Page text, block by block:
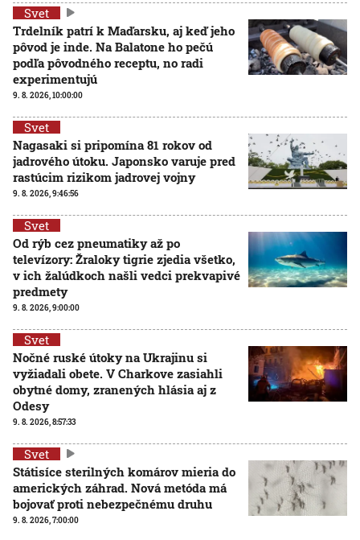
Svet
Trdelník patrí k Maďarsku, aj keď jeho
pôvod je inde. Na Balatone ho pečú
podľa pôvodného receptu, no radi
experimentujú
9. 8. 2026, 10:00:00
Svet
Nagasaki si pripomína 81 rokov od
jadrového útoku. Japonsko varuje pred
rastúcim rizikom jadrovej vojny
9. 8. 2026, 9:46:56
Svet
Od rýb cez pneumatiky až po
televízory: Žraloky tigrie zjedia všetko,
v ich žalúdkoch našli vedci prekvapivé
predmety
9. 8. 2026, 9:00:00
Svet
Nočné ruské útoky na Ukrajinu si
vyžiadali obete. V Charkove zasiahli
obytné domy, zranených hlásia aj z
Odesy
9. 8. 2026, 8:57:33
Svet
Státisíce sterilných komárov mieria do
amerických záhrad. Nová metóda má
bojovať proti nebezpečnému druhu
9. 8. 2026, 7:00:00